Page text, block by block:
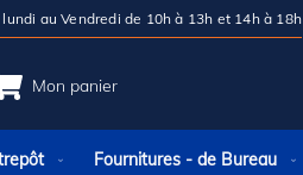
lundi au Vendredi de 10h à 13h et 14h à 18h
Mon panier
Fournitures - de Bureau